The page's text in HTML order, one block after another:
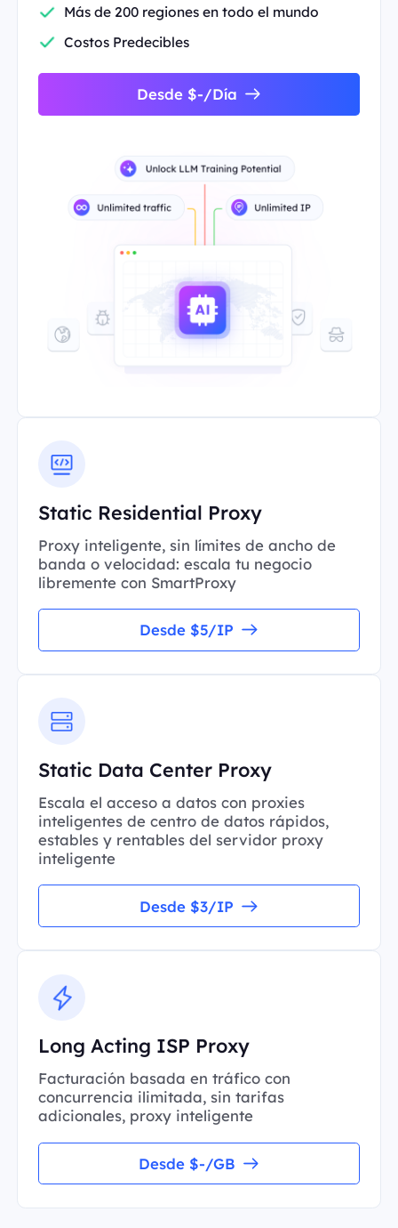
Más de 200 regiones en todo el mundo
Costos Predecibles
Desde $-/Día
Static Residential Proxy
Proxy inteligente, sin límites de ancho de
banda o velocidad: escala tu negocio
libremente con SmartProxy
Desde $5/IP
Static Data Center Proxy
Escala el acceso a datos con proxies
inteligentes de centro de datos rápidos,
estables y rentables del servidor proxy
inteligente
Desde $3/IP
Long Acting ISP Proxy
Facturación basada en tráfico con
concurrencia ilimitada, sin tarifas
adicionales, proxy inteligente
Desde $-/GB